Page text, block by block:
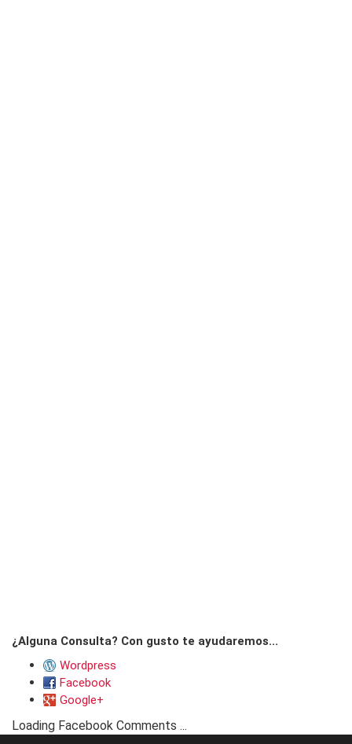
¿Alguna Consulta? Con gusto te ayudaremos...
Wordpress
Facebook
Google+
Loading Facebook Comments ...